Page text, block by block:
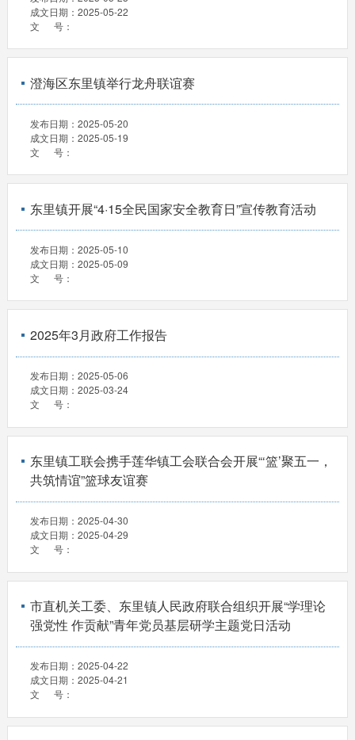
成文日期： 2025-05-22
文 号：
澄海区东里镇举行龙舟联谊赛
发布日期： 2025-05-20
成文日期： 2025-05-19
文 号：
东里镇开展“4·15全民国家安全教育日”宣传教育活动
发布日期： 2025-05-10
成文日期： 2025-05-09
文 号：
2025年3月政府工作报告
发布日期： 2025-05-06
成文日期： 2025-03-24
文 号：
东里镇工联会携手莲华镇工会联合会开展“‘篮’聚五一，
共筑情谊”篮球友谊赛
发布日期： 2025-04-30
成文日期： 2025-04-29
文 号：
市直机关工委、东里镇人民政府联合组织开展“学理论
强党性 作贡献”青年党员基层研学主题党日活动
发布日期： 2025-04-22
成文日期： 2025-04-21
文 号：